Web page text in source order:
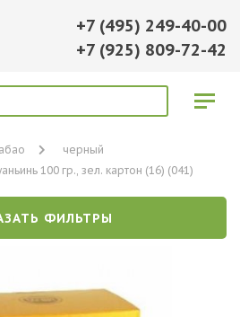
+7 (495) 249-40-00
+7 (925) 809-72-42
черный
100 гр., зел. картон (16) (041)
ФИЛЬТРЫ